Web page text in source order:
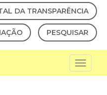
DA TRANSPARÊNCIA
PESQUISAR